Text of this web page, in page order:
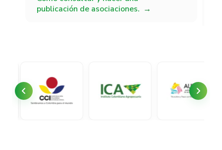
publicación de asociaciones.